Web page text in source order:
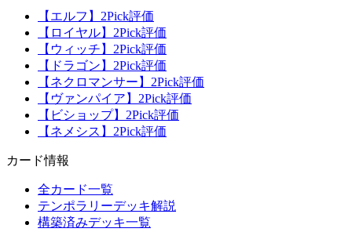
【エルフ】2Pick評価
【ロイヤル】2Pick評価
【ウィッチ】2Pick評価
【ドラゴン】2Pick評価
【ネクロマンサー】2Pick評価
【ヴァンパイア】2Pick評価
【ビショップ】2Pick評価
【ネメシス】2Pick評価
カード情報
全カード一覧
テンポラリーデッキ解説
構築済みデッキ一覧